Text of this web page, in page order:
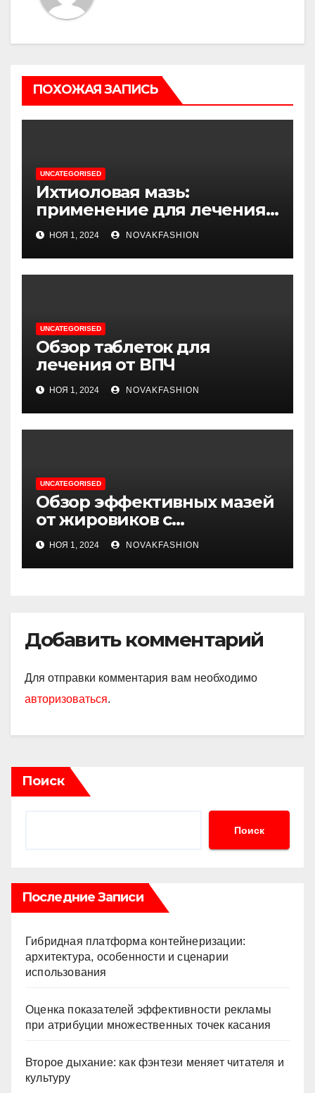
ПОХОЖАЯ ЗАПИСЬ
UNCATEGORISED
Ихтиоловая мазь:
применение для лечения
фурункулов
НОЯ 1, 2024 NOVAKFASHION
UNCATEGORISED
Обзор таблеток для
лечения от ВПЧ
НОЯ 1, 2024 NOVAKFASHION
UNCATEGORISED
Обзор эффективных мазей
от жировиков с
рассасывающим эффектом
НОЯ 1, 2024 NOVAKFASHION
Добавить комментарий
Для отправки комментария вам необходимо
авторизоваться.
Поиск
Поиск
Последние Записи
Гибридная платформа контейнеризации:
архитектура, особенности и сценарии
использования
Оценка показателей эффективности рекламы
при атрибуции множественных точек касания
Второе дыхание: как фэнтези меняет читателя и
культуру